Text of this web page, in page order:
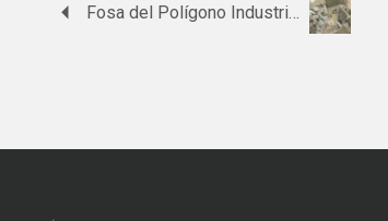
Fosa del Polígono Industrial de Encinas Reales